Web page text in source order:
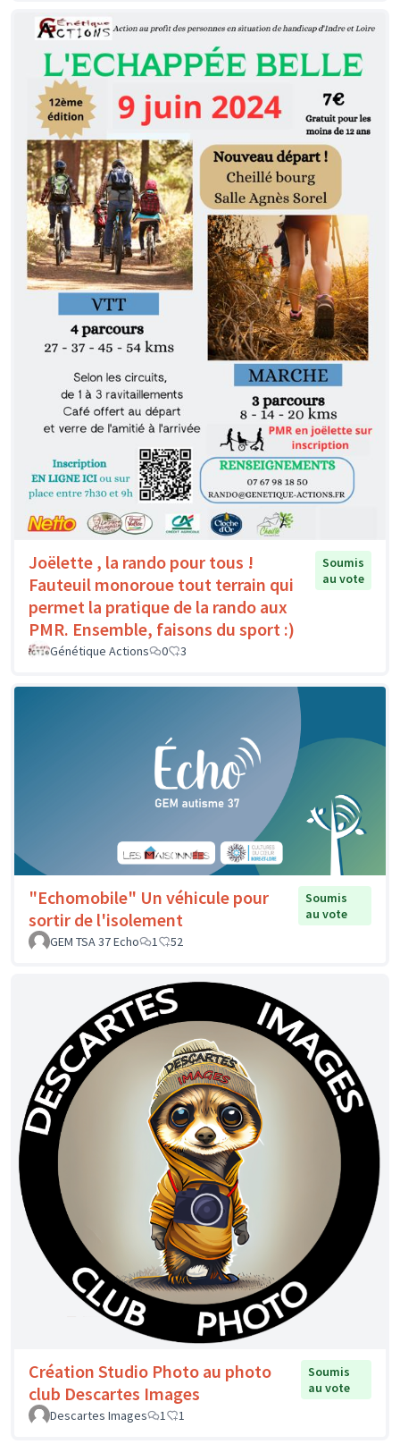
Joëlette , la rando pour tous !
Fauteuil monoroue tout terrain qui
permet la pratique de la rando aux
PMR. Ensemble, faisons du sport :)
Soumis
au vote
Génétique Actions 0 3
"Echomobile" Un véhicule pour
sortir de l'isolement
Soumis
au vote
GEM TSA 37 Echo
1 52
Création Studio Photo au photo
club Descartes Images
Soumis
au vote
Descartes Images
1 1